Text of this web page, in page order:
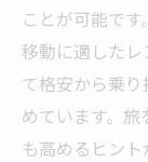
ことが可能で
移動に適した
て格安から乗
めています。
も高めるヒント